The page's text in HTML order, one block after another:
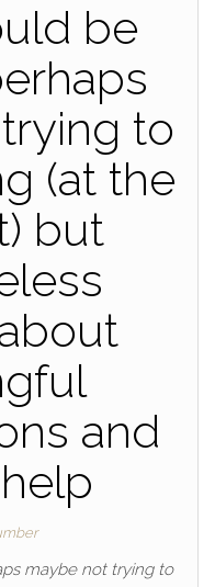
be
to
(at the
but
and
maybe not trying to